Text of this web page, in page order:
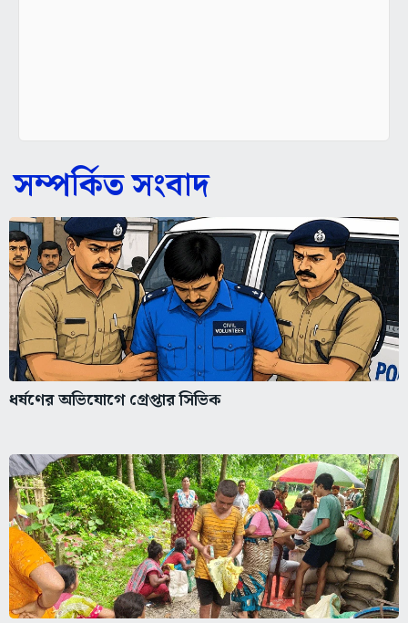
সম্পর্কিত সংবাদ
ধর্ষণের অভিযোগে গ্রেপ্তার সিভিক